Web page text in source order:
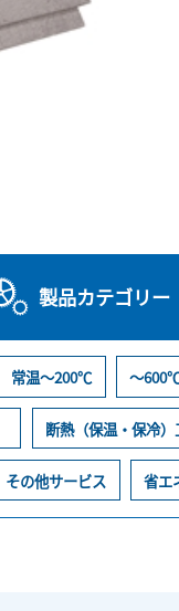
製品カテゴリー
常温～200℃ ～
断熱（保温・保冷）
その他サービス 省エ